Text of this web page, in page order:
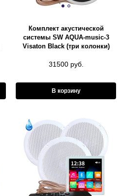
Комплект акустической
системы SW AQUA-music-3
Visaton Black (три колонки)
31500 руб.
В корзину